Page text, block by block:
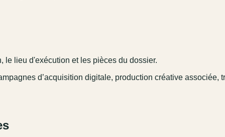
le lieu d'exécution et les pièces du dossier.
d’acquisition digitale, production créative associée,